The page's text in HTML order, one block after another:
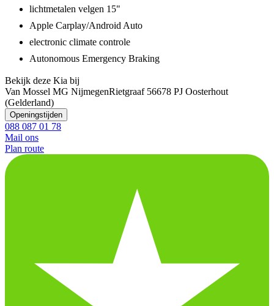
lichtmetalen velgen 15"
Apple Carplay/Android Auto
electronic climate controle
Autonomous Emergency Braking
Bekijk deze Kia bij
Van Mossel MG NijmegenRietgraaf 56678 PJ Oosterhout
(Gelderland)
Openingstijden
088 087 01 78
Mail ons
Plan route